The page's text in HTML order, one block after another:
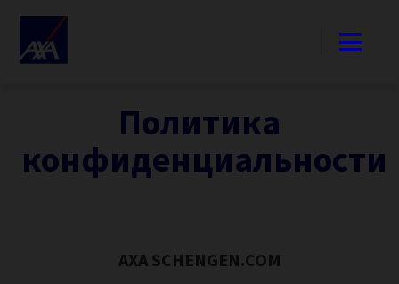
Политика
конфиденциальности
AXA SCHENGEN.COM